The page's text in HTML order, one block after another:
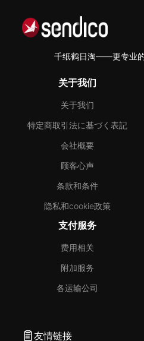
千纸鹤日淘——更专业
关于我们
关于我们
特定商取引法に基づく表記
会社概要
顾客心声
条款和条件
隐私和cookie政策
支付服务
费用相关
附加服务
各运输公司
友情链接